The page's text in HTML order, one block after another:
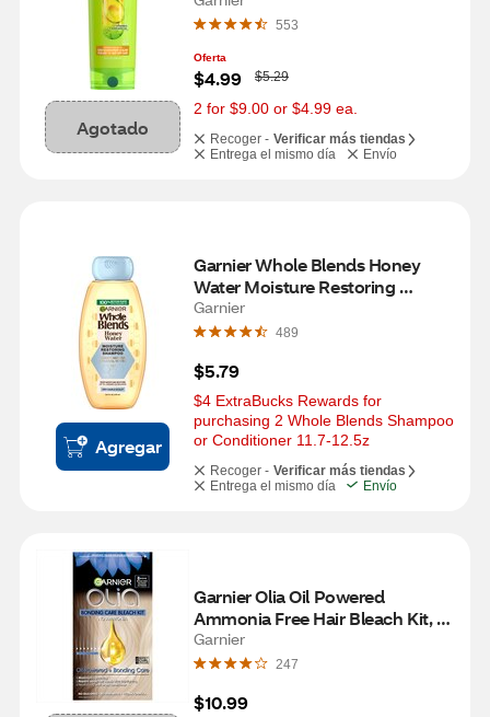
Agotado
553
Oferta
$4.99
W
a
s
$5.29
2 for $9.00 or $4.99 ea.
Recoger - Verificar más tiendas
Entrega el mismo día
Envío
Agregar
Garnier Whole Blends Honey
Water Moisture Restoring
Shampoo, 12.5 OZ
Garnier
489
$5.79
$4 ExtraBucks Rewards for
purchasing 2 Whole Blends Shampoo
or Conditioner 11.7-12.5z
Recoger - Verificar más tiendas
Entrega el mismo día
Envío
Garnier Olia Oil Powered
Ammonia Free Hair Bleach Kit,
B+++ Bleached Blonde Extreme
Garnier
247
$10.99